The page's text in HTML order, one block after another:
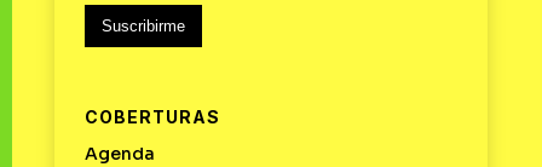
Suscribirme
COBERTURAS
Agenda